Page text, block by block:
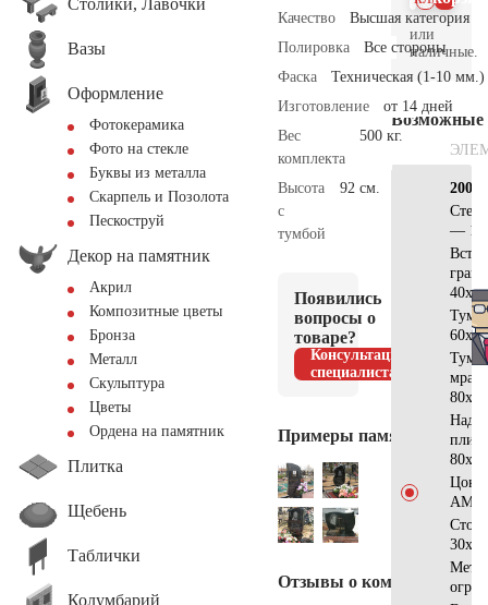
Вазы
Оформление
Фотокерамика
Фото на стекле
Буквы из металла
Скарпель и Позолота
Пескоструй
Декор на памятник
Акрил
Композитные цветы
Бронза
Металл
Скульптура
Цветы
Ордена на памятник
Плитка
Щебень
Таблички
Колумбарий
Качество
Высшая категория
Полировка
Все стороны
Фаска
Техническая (1-10 мм.)
Изготовление
от 14 дней
Вес
комплекта
500 кг.
Высота
с
тумбой
92 см.
Появились
вопросы о
товаре?
Консультация
специалиста
Примеры памятников
Отзывы о компании
или
наличные.
Возможные
—